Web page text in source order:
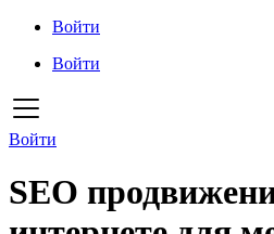
Войти
Войти
Войти
SEO